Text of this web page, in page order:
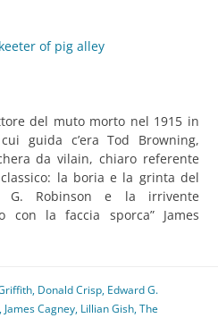
del muto morto nel 1915 in
guida c’era Tod Browning,
da vilain, chiaro referente
la boria e la grinta del
G. Robinson e la irrivente
con la faccia sporca” James
, Donald Crisp, Edward G.
, James Cagney, Lillian Gish,The